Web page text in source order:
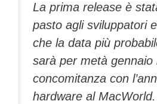
La prima release è
pasto agli sviluppatori
che la data più
sarà per metà gennaio
concomitanza con
hardware al MacWorld.